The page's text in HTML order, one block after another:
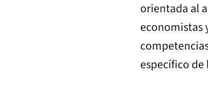
orientada al
economistas
específico